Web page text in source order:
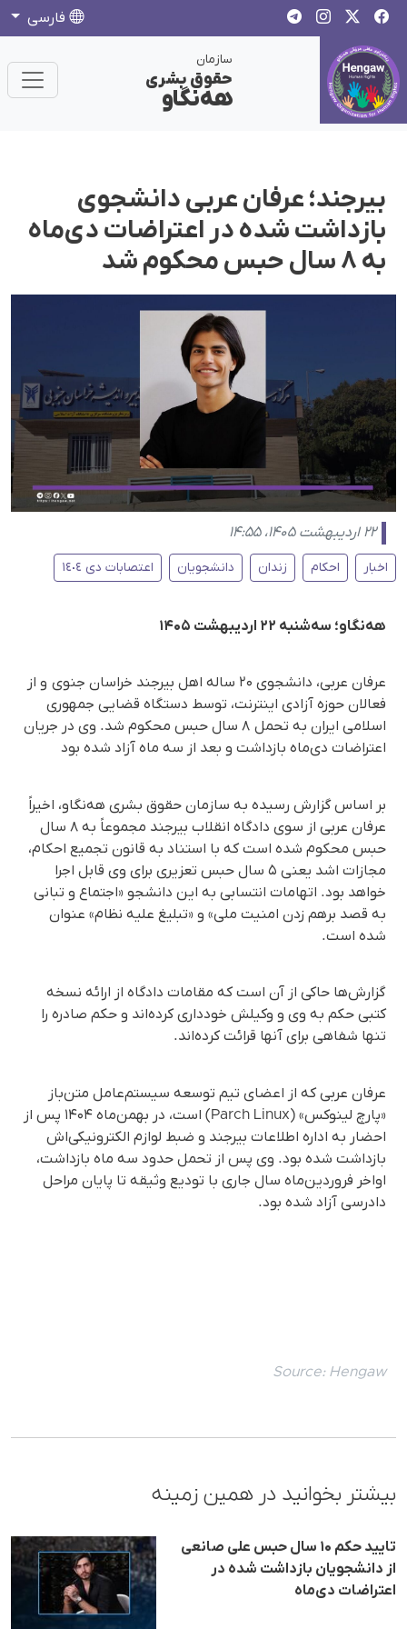
فارسی
سازمان
حقوق بشری
هەنگاو
بیرجند؛ عرفان عربی دانشجوی
بازداشت شده در اعتراضات دی‌ماه
به ۸ سال حبس محکوم شد
۲۲ اردیبهشت ۱۴۰۵، ۱۴:۵۵
اخبار احکام زندان دانشجویان اعتصابات دی ١٤٠٤
هه‌نگاو؛ سه‌شنبه ۲۲ اردیبهشت ۱۴۰۵
عرفان عربی، دانشجوی ۲۰ ساله اهل بیرجند خراسان جنوی و از
فعالان حوزه آزادی اینترنت، توسط دستگاه قضایی جمهوری
اسلامی ایران به تحمل ۸ سال حبس محکوم شد. وی در جریان
اعتراضات دی‌ماه بازداشت و بعد از سه ماه آزاد شده بود
بر اساس گزارش رسیده به سازمان حقوق بشری هه‌نگاو، اخیراً
عرفان عربی از سوی دادگاه انقلاب بیرجند مجموعاً به ۸ سال
حبس محکوم شده است که با استناد به قانون تجمیع احکام،
مجازات اشد یعنی ۵ سال حبس تعزیری برای وی قابل اجرا
خواهد بود. اتهامات انتسابی به این دانشجو «اجتماع و تبانی
به قصد برهم زدن امنیت ملی» و «تبلیغ علیه نظام» عنوان
شده است.
گزارش‌ها حاکی از آن است که مقامات دادگاه از ارائه نسخه
کتبی حکم به وی و وکیلش خودداری کرده‌اند و حکم صادره را
تنها شفاهی برای آنها قرائت کردەاند.
عرفان عربی که از اعضای تیم توسعه سیستم‌عامل متن‌باز
«پارچ لینوکس» (Parch Linux) است، در بهمن‌ماه ۱۴۰۴ پس از
احضار به اداره اطلاعات بیرجند و ضبط لوازم الکترونیکی‌اش
بازداشت شده بود. وی پس از تحمل حدود سه ماه بازداشت،
اواخر فروردین‌ماه سال جاری با تودیع وثیقه تا پایان مراحل
دادرسی آزاد شده بود.
Source: Hengaw
بیشتر بخوانید در همین زمینه
تایید حکم ۱۰ سال حبس علی صانعی
از دان‍شجویان بازداشت شده در
اعتراضات دی‌ماه